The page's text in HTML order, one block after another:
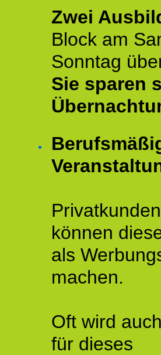
Zwei
Block am
Sonntag
Sie sparen
können
als
machen.
Oft wird
für dieses